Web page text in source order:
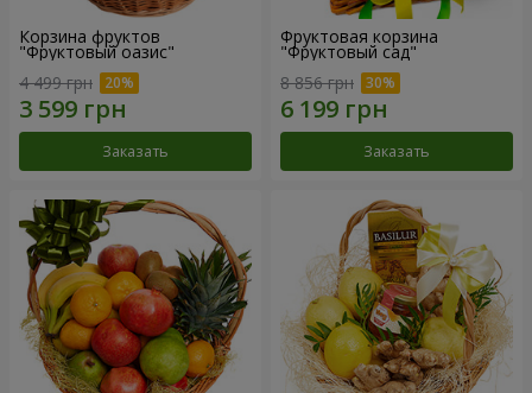
Корзина фруктов
"Фруктовый оазис"
4 499 грн
Заказать
Фруктовая корзина
"Фруктовый сад"
8 856 грн
Заказать